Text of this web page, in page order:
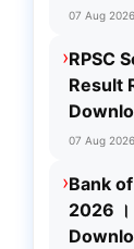
07 Aug
›RPSC
Result
07 Aug
›Bank
2026 ।